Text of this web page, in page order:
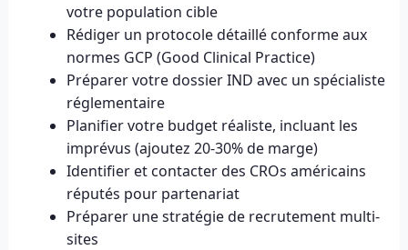
votre population cible
Rédiger un protocole détaillé conforme aux
normes GCP (Good Clinical Practice)
Préparer votre dossier IND avec un spécialiste
réglementaire
Planifier votre budget réaliste, incluant les
imprévus (ajoutez 20-30% de marge)
Identifier et contacter des CROs américains
réputés pour partenariat
Préparer une stratégie de recrutement multi-
sites